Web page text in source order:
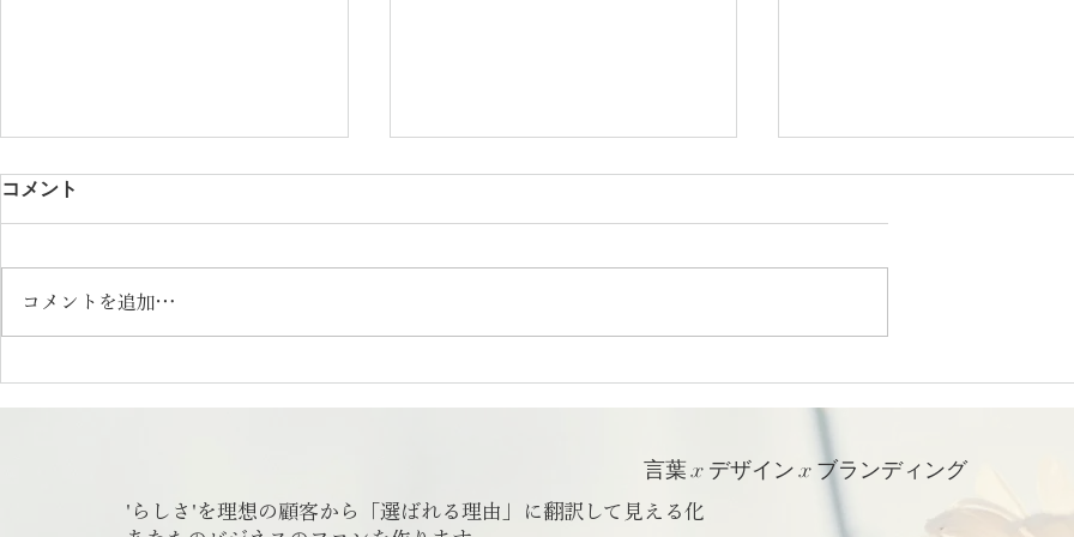
言葉 x デザイン x ブランディング
'らしさ'を理想の顧客から「選ばれる理由」に翻訳して見える化
っとフォトエッセイ
| さくっとフォトエッセイ
くっとフォトエッセイ
コメント
コメントを追加…